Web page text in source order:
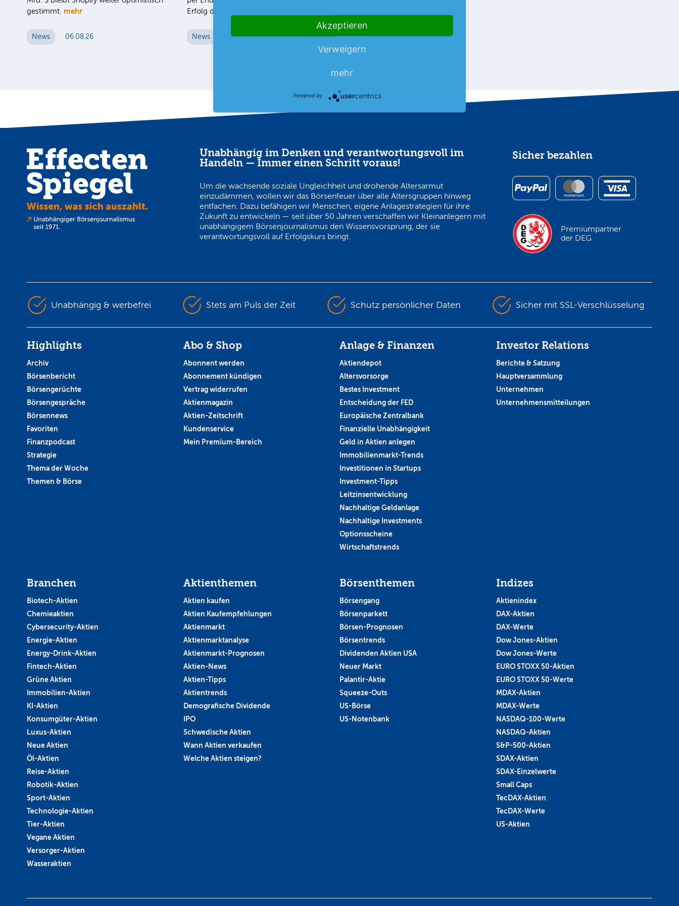
gestimmt. mehr
News 06.08.26
Erfolg des…
News 06.08.26 News 06.08.26
Unabhängig im Denken und verantwortungsvoll im
Handeln — Immer einen Schritt voraus!
Um die wachsende soziale Ungleichheit und drohende Altersarmut
einzudämmen, wollen wir das Börsenfeuer über alle Altersgruppen hinweg
entfachen. Dazu befähigen wir Menschen, eigene Anlagestrategien für ihre
Zukunft zu entwickeln — seit über 50 Jahren verschaffen wir Kleinanlegern mit
unabhängigem Börsenjournalismus den Wissensvorsprung, der sie
verantwortungsvoll auf Erfolgskurs bringt.
Sicher bezahlen
Premiumpartner
der DEG
Unabhängig & werbefrei Stets am Puls der Zeit Schutz persönlicher Daten Sicher mit SSL-Verschlüsselung
Highlights
Archiv
Börsenbericht
Börsengerüchte
Börsengespräche
Börsennews
Favoriten
Finanzpodcast
Strategie
Thema der Woche
Themen & Börse
Abo & Shop
Abonnent werden
Abonnement kündigen
Vertrag widerrufen
Aktienmagazin
Aktien-Zeitschrift
Kundenservice
Mein Premium-Bereich
Anlage & Finanzen
Aktiendepot
Altersvorsorge
Bestes Investment
Entscheidung der FED
Europäische Zentralbank
Finanzielle Unabhängigkeit
Geld in Aktien anlegen
Immobilienmarkt-Trends
Investitionen in Startups
Investment-Tipps
Leitzinsentwicklung
Nachhaltige Geldanlage
Nachhaltige Investments
Optionsscheine
Wirtschaftstrends
Investor Relations
Berichte & Satzung
Hauptversammlung
Unternehmen
Unternehmensmitteilungen
Branchen
Biotech-Aktien
Chemieaktien
Cybersecurity-Aktien
Energie-Aktien
Energy-Drink-Aktien
Fintech-Aktien
Grüne Aktien
Immobilien-Aktien
KI-Aktien
Konsumgüter-Aktien
Luxus-Aktien
Neue Aktien
Öl-Aktien
Reise-Aktien
Robotik-Aktien
Sport-Aktien
Technologie-Aktien
Tier-Aktien
Vegane Aktien
Versorger-Aktien
Wasseraktien
Aktienthemen
Aktien kaufen
Aktien Kaufempfehlungen
Aktienmarkt
Aktienmarktanalyse
Aktienmarkt-Prognosen
Aktien-News
Aktien-Tipps
Aktientrends
Demografische Dividende
IPO
Schwedische Aktien
Wann Aktien verkaufen
Welche Aktien steigen?
Börsenthemen
Börsengang
Börsenparkett
Börsen-Prognosen
Börsentrends
Dividenden Aktien USA
Neuer Markt
Palantir-Aktie
Squeeze-Outs
US-Börse
US-Notenbank
Indizes
Aktienindex
DAX-Aktien
DAX-Werte
Dow Jones-Aktien
Dow Jones-Werte
EURO STOXX 50-Aktien
EURO STOXX 50-Werte
MDAX-Aktien
MDAX-Werte
NASDAQ-100-Werte
NASDAQ-Aktien
S&P-500-Aktien
SDAX-Aktien
SDAX-Einzelwerte
Small Caps
TecDAX-Aktien
TecDAX-Werte
US-Aktien
Akzeptieren
Verweigern
mehr
Powered by